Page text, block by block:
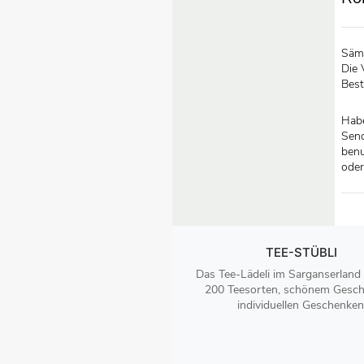
Die
TEE-STÜBLI
Das Tee-Lädeli im
200 Teesorten, schönem
individuellen